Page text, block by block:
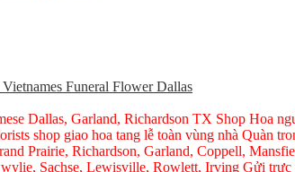
Dallas, Garland, Richardson TX Shop Hoa
shop giao hoa tang lễ toàn vùng nhà Quàn
Prairie, Richardson, Garland, Coppell,
Sachse, Lewisville, Rowlett, Irving Gửi trực